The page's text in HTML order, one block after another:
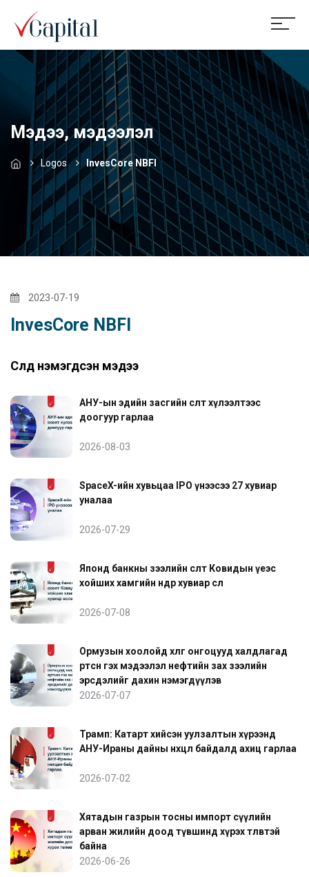
Мэдээ, мэдээлэл
Logos InvesCore NBFI
2023-07-19
InvesCore NBFI
Сүүлд нэмэгдсэн мэдээ
АНУ-ын эдийн засгийн өсөлт хүлээлтээс
доогуур гарлаа
2026-08-03
SpaceX-ийн хувьцаа IPO үнээсээ 27 хувиар
уналаа
2026-07-29
Японд банкны зээлийн өсөлт Ковидын үеэс
хойших хамгийн өндөр хувиар өслөө
2026-07-08
Ормузын хоолойд хөлөг онгоцууд халдлагад
өртсөн гэх мэдээлэл нефтийн зах зээлийн
эрсдэлийг дахин нэмэгдүүлэв
2026-07-07
Трамп: Катарт хийсэн уулзалтын хүрээнд
АНУ-Ираны дайны нөхцөл байдалд ахиц гарлаа
2026-07-02
Хятадын газрын тосны импорт сүүлийн
арван жилийн доод түвшинд хүрэх төлөвтэй
байна
2026-06-26